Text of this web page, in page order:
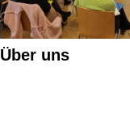
Über uns